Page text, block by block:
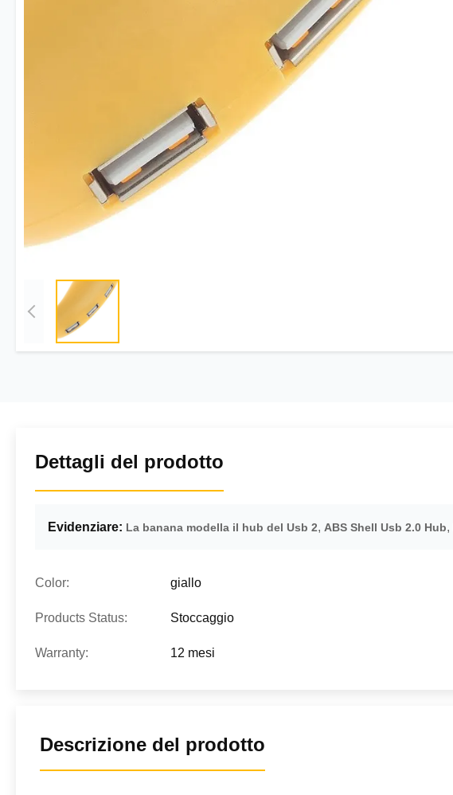
Dettagli del prodotto
Evidenziare: La banana modella il hub del Usb 2, ABS Shell Usb 2.0 Hub,
Color: giallo
Products Status: Stoccaggio
Warranty: 12 mesi
Descrizione del prodotto